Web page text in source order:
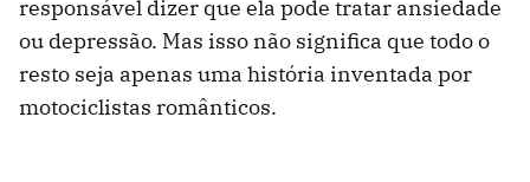
responsável dizer que ela pode tratar ansiedade
ou depressão. Mas isso não significa que todo o
resto seja apenas uma história inventada por
motociclistas românticos.